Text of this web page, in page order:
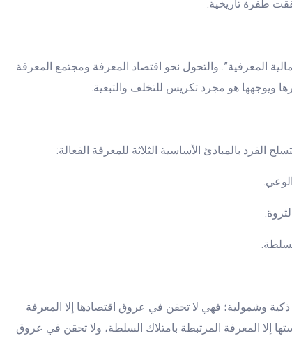
طفرة تاريخية.
المعرفية”. والتحول نحو اقتصاد المعرفة ومجتمع المعرفة
ويوجهها هو مجرد تكريس للتخلف والتبعية.
الفرد بالمبادئ الأساسية الثلاثة للمعرفة الفعالة:
ذكية وشمولية؛ فهي لا تحقن في عروق اقتصادها إلا المعرفة
إلا المعرفة المرتبطة بامتلاك السلطة، ولا تحقن في عروق